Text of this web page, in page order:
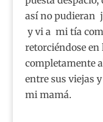
así no pudieran
y vi a mi tía
retorciéndose
completamente
entre sus viejas
mi mamá.